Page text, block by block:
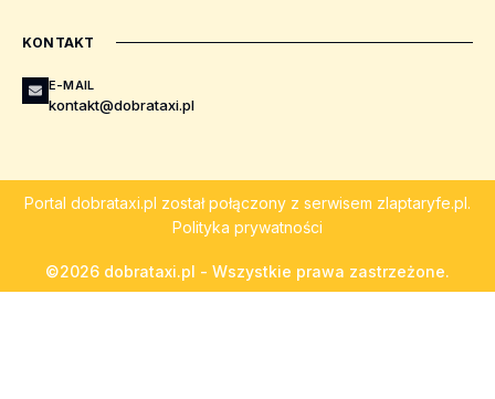
KONTAKT
E-MAIL
kontakt@dobrataxi.pl
Portal dobrataxi.pl został połączony z serwisem zlaptaryfe.pl.
Polityka prywatności
©2026 dobrataxi.pl - Wszystkie prawa zastrzeżone.